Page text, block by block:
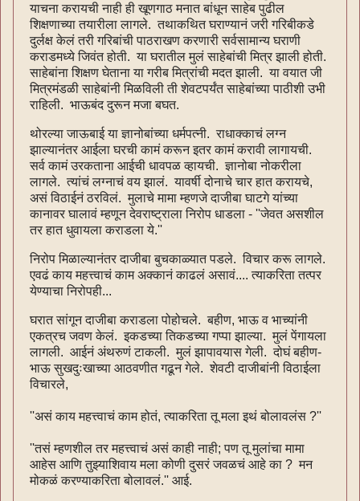
याचना करायची नाही ही खूणगाठ मनात बांधून साहेब पुढील
शिक्षणाच्या तयारीला लागले. तथाकथित घराण्यानं जरी गरिबीकडे
दुर्लक्ष केलं तरी गरिबांची पाठराखण करणारी सर्वसामान्य घराणी
कराडमध्ये जिवंत होती. या घरातील मुलं साहेबांची मित्र झाली होती.
साहेबांना शिक्षण घेताना या गरीब मित्रांची मदत झाली. या वयात जी
मित्रमंडळी साहेबांनी मिळविली ती शेवटपर्यंत साहेबांच्या पाठीशी उभी
राहिली. भाऊबंद दुरून मजा बघत.
थोरल्या जाऊबाई या ज्ञानोबांच्या धर्मपत्‍नी. राधाक्काचं लग्न
झाल्यानंतर आईला घरची कामं करून इतर कामं करावी लागायची.
सर्व कामं उरकताना आईची धावपळ व्हायची. ज्ञानोबा नोकरीला
लागले. त्यांचं लग्नाचं वय झालं. यावर्षी दोनाचे चार हात करायचे,
असं विठाईनं ठरविलं. मुलाचे मामा म्हणजे दाजीबा घाटगे यांच्या
कानावर घालावं म्हणून देवराष्ट्राला निरोप धाडला - ''जेवत असशील
तर हात धुवायला कराडला ये.''
निरोप मिळाल्यानंतर दाजीबा बुचकाळ्यात पडले. विचार करू लागले.
एवढं काय महत्त्वाचं काम अक्कानं काढलं असावं.... त्याकरिता तत्पर
येण्याचा निरोपही...
घरात सांगून दाजीबा कराडला पोहोचले. बहीण, भाऊ व भाच्यांनी
एकत्रच जवण केलं. इकडच्या तिकडच्या गप्पा झाल्या. मुलं पेंगायला
लागली. आईनं अंथरुणं टाकली. मुलं झापावयास गेली. दोघं बहीण-
भाऊ सुखदुःखाच्या आठवणीत गढून गेले. शेवटी दाजीबांनी विठाईला
विचारले,
''असं काय महत्त्वाचं काम होतं, त्याकरिता तू मला इथं बोलावलंस ?''
''तसं म्हणशील तर महत्त्वाचं असं काही नाही; पण तू मुलांचा मामा
आहेस आणि तुझ्याशिवाय मला कोणी दुसरं जवळचं आहे का ? मन
मोकळं करण्याकरिता बोलावलं.'' आई.